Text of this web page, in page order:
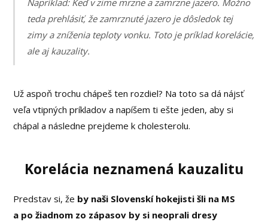
teda prehlásiť, že zamrznuté jazero je dôsledok tej
zimy a zníženia teploty vonku. Toto je príklad korelácie,
ale aj kauzality.
Už aspoň trochu chápeš ten rozdiel? Na toto sa dá nájsť
veľa vtipných príkladov a napíšem ti ešte jeden, aby si
chápal a následne prejdeme k cholesterolu.
Korelácia neznamená kauzalitu
Predstav si, že by naši Slovenskí hokejisti šli na MS
a po žiadnom zo zápasov by si neoprali dresy